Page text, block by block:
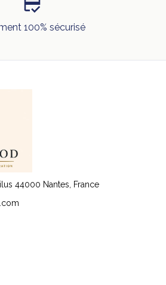
100% sécurisé
44000 Nantes, France